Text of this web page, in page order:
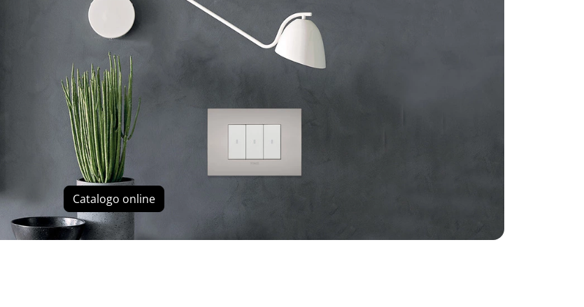
Catalogo online